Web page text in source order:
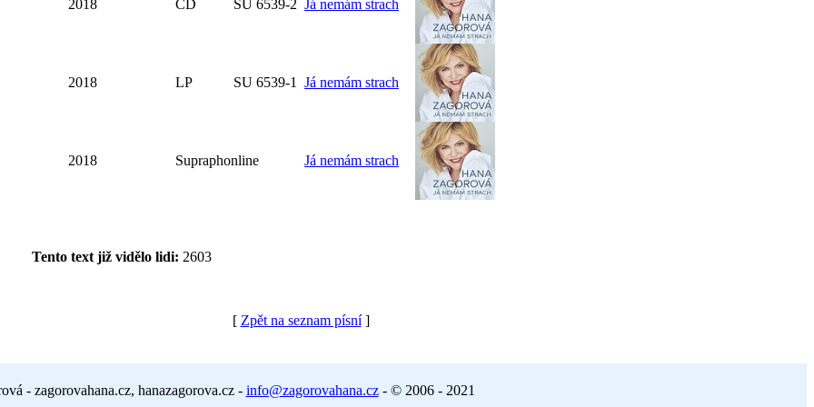
2018 CD SU 6539-2 Já nemám strach
2018 LP SU 6539-1 Já nemám strach
2018 Supraphonline Já nemám strach
Tento text již vidělo lidi: 2603
[ Zpět na seznam písní]
- zagorovahana.cz, hanazagorova.cz - info@zagorovahana.cz- © 2006 - 2021